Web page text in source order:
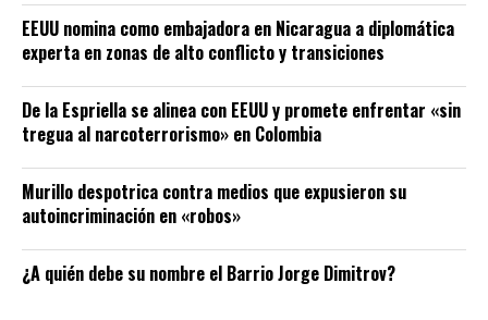
EEUU nomina como embajadora en Nicaragua a diplomática
experta en zonas de alto conflicto y transiciones
De la Espriella se alinea con EEUU y promete enfrentar «sin
tregua al narcoterrorismo» en Colombia
Murillo despotrica contra medios que expusieron su
autoincriminación en «robos»
¿A quién debe su nombre el Barrio Jorge Dimitrov?